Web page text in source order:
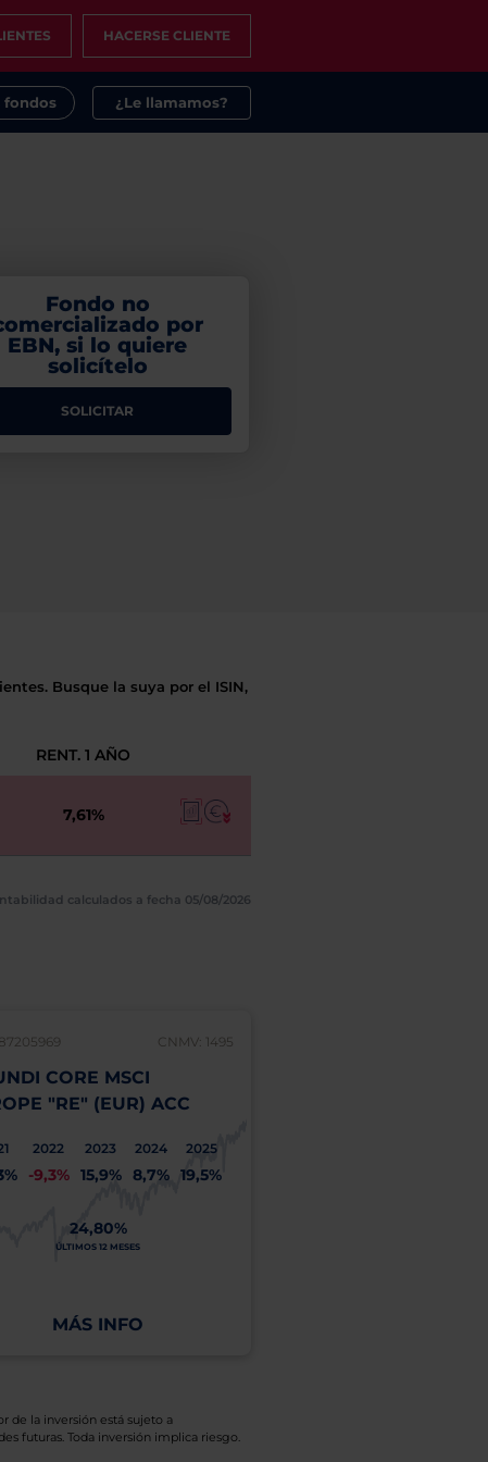
HACERSE CLIENTE
fondos ¿Le llamamos?
Fondo no
por
EBN, si lo quiere
solicítelo
SOLICITAR
Busque la suya por el ISIN,
RENT. 1 AÑO
7,61%
calculados a fecha 05/08/2026
CNMV: 1495
CORE MSCI
"RE" (EUR) ACC
2022
-9,3%
2023
15,9%
2024
8,7%
2025
19,5%
24,80%
ÚLTIMOS 12 MESES
MÁS INFO
de la inversión está sujeto a
futuras. Toda inversión implica riesgo.